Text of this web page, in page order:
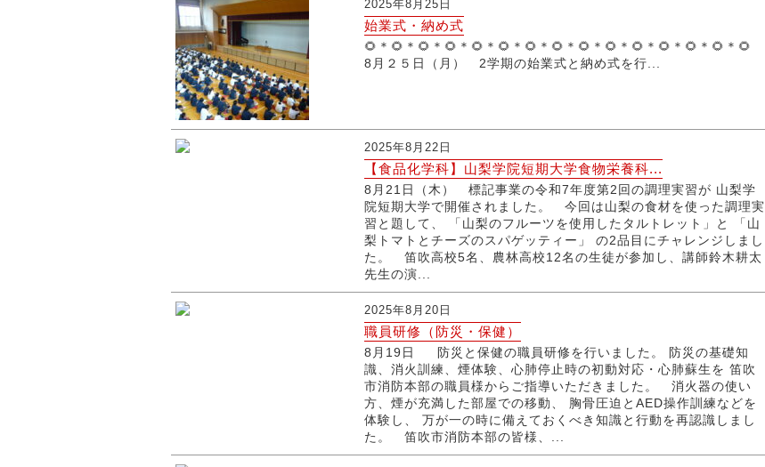
2025年8月25日
始業式・納め式
🌻＊🌻＊🌻＊🌻＊🌻＊🌻＊🌻＊🌻＊🌻＊🌻＊🌻＊🌻＊🌻＊🌻＊🌻
8月２５日（月） 2学期の始業式と納め式を行...
2025年8月22日
【食品化学科】山梨学院短期大学食物栄養科...
8月21日（木） 標記事業の令和7年度第2回の調理実習が 山梨学
院短期大学で開催されました。 今回は山梨の食材を使った調理実
習と題して、 「山梨のフルーツを使用したタルトレット」と 「山
梨トマトとチーズのスパゲッティー」 の2品目にチャレンジしまし
た。 笛吹高校5名、農林高校12名の生徒が参加し、講師鈴木耕太
先生の演...
2025年8月20日
職員研修（防災・保健）
8月19日 防災と保健の職員研修を行いました。 防災の基礎知
識、消火訓練、煙体験、心肺停止時の初動対応・心肺蘇生を 笛吹
市消防本部の職員様からご指導いただきました。 消火器の使い
方、煙が充満した部屋での移動、 胸骨圧迫とAED操作訓練などを
体験し、 万が一の時に備えておくべき知識と行動を再認識しまし
た。 笛吹市消防本部の皆様、...